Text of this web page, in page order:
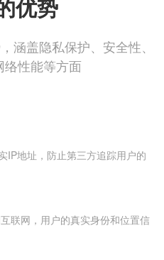
优势
涵盖隐私保护、安全性、
络性能等方面
IP地址，防止第三方追踪用户的
联网，用户的真实身份和位置信